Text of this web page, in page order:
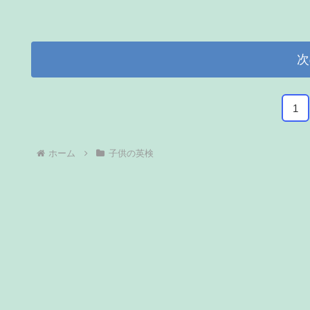
1
ホーム 子供の英検